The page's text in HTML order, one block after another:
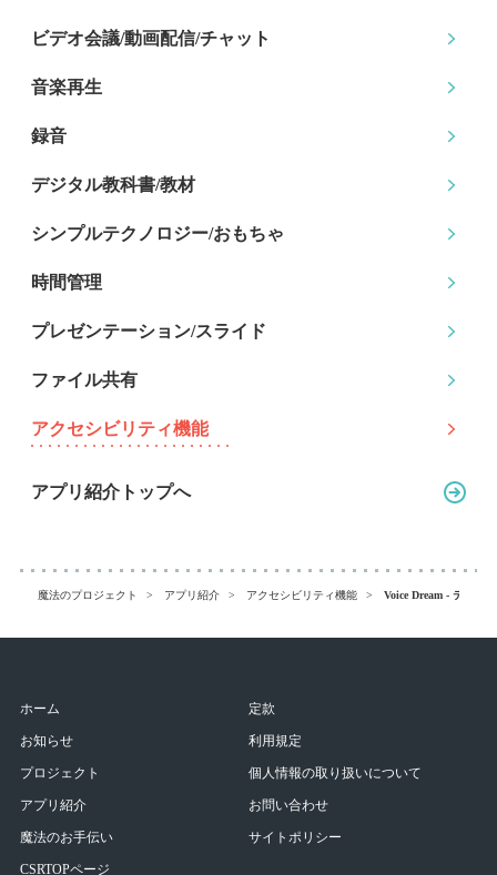
魔法のプロジェクト アプリ紹介 アクセシビリティ機能 Voice Dream - テキス
ビデオ会議/動画配信/チャット
音楽再生
録音
デジタル教科書/教材
シンプルテクノロジー/おもちゃ
時間管理
プレゼンテーション/スライド
ファイル共有
アクセシビリティ機能
アプリ紹介トップへ
ホーム
お知らせ
プロジェクト
アプリ紹介
魔法のお手伝い
CSRTOPページ
定款
利用規定
個人情報の取り扱いについて
お問い合わせ
サイトポリシー